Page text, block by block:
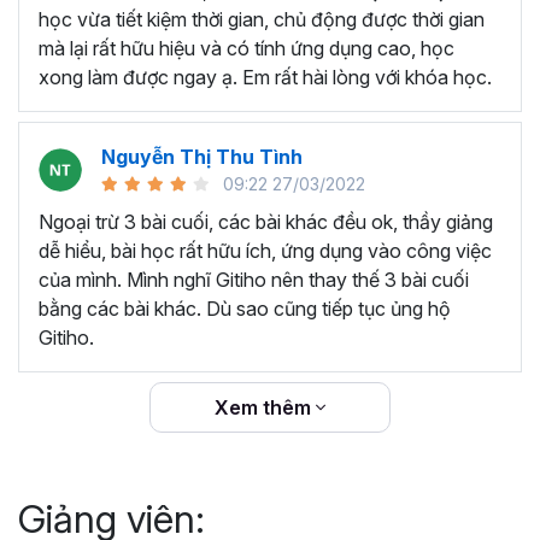
thêm ký hiệu tiền tệ, viết biểu thức hóa học - toán
học và loại bỏ dữ liệu trùng lặp.
Tổng hợp thủ thuật với hàm, công thức bao gồm
cách tắt/mở gợi ý khi viết hàm, đặt tên và sử dụng
gian.
Tổng hợp hàm, công thức tính toán theo thời gian
như hàm tính toán theo tháng, tuổi, ngày hết hạn
hợp đồng,...
Hướng dẫn dùng các hàm và công thức nâng cao
nhưSUM, SUMIFS, VLOOKUP, INDEX, và các thủ
thuật hay trong Excel khác với hàm và công thức.
Những thiết lập chế độ làm việc trên Excel như thiết
lập theme, background, in ấn, và các thanh, tiêu đề,
đường kẻ lưới trong Excel.
và gán nội dung văn bản vào hình khối.
học vừa tiết kiệm thời gian, chủ động được thời gian
mà lại rất hữu hiệu và có tính ứng dụng cao, học
xong làm được ngay ạ. Em rất hài lòng với khóa học.
Nguyễn Thị Thu Tình
09:22 27/03/2022
Ngoại trừ 3 bài cuối, các bài khác đều ok, thầy giảng
dễ hiểu, bài học rất hữu ích, ứng dụng vào công việc
của mình. Mình nghĩ Gitiho nên thay thế 3 bài cuối
bằng các bài khác. Dù sao cũng tiếp tục ủng hộ
Gitiho.
Xem thêm
Giảng viên: